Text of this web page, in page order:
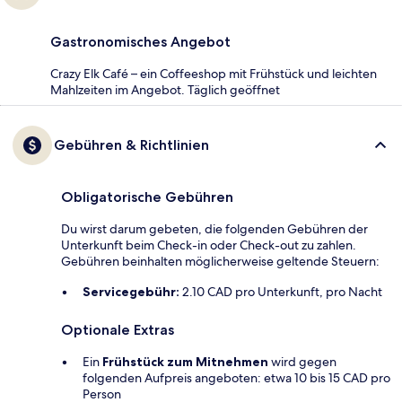
Gastronomisches Angebot
Crazy Elk Café – ein Coffeeshop mit Frühstück und leichten
Mahlzeiten im Angebot. Täglich geöffnet
Gebühren & Richtlinien
Obligatorische Gebühren
Du wirst darum gebeten, die folgenden Gebühren der
Unterkunft beim Check-in oder Check-out zu zahlen.
Gebühren beinhalten möglicherweise geltende Steuern:
Servicegebühr: 2.10 CAD pro Unterkunft, pro Nacht
Optionale Extras
Ein Frühstück zum Mitnehmen wird gegen
folgenden Aufpreis angeboten: etwa 10 bis 15 CAD pro
Person